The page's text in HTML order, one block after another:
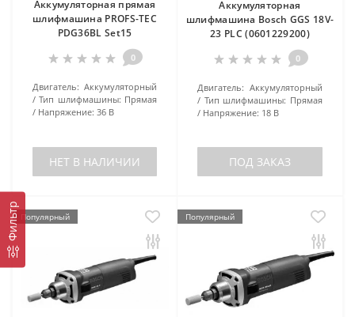
Фильтр
Аккумуляторная прямая
шлифмашина PROFS-TEC
PDG36BL Set15
0
Двигатель: Аккумуляторный
Тип шлифмашины: Прямая
Напряжение: 36 В
НЕТ В НАЛИЧИИ
Аккумуляторная
шлифмашина Bosch GGS 18V-
23 PLC (0601229200)
0
Двигатель: Аккумуляторный
Тип шлифмашины: Прямая
Напряжение: 18 В
ПОД ЗАКАЗ
Популярный Популярный